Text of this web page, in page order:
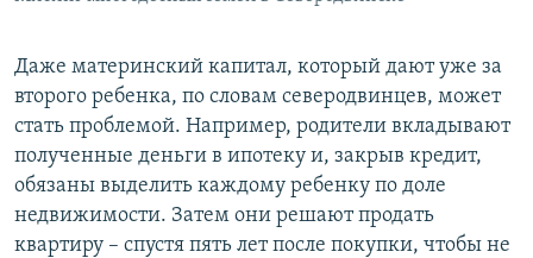
Даже материнский капитал, который дают уже за
второго ребенка, по словам северодвинцев, может
стать проблемой. Например, родители вкладывают
полученные деньги в ипотеку и, закрыв кредит,
обязаны выделить каждому ребенку по доле
недвижимости. Затем они решают продать
квартиру – спустя пять лет после покупки, чтобы не